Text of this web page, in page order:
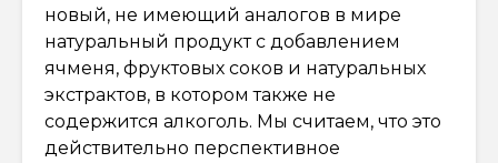
новый, не имеющий аналогов в мире
натуральный продукт с добавлением
ячменя, фруктовых соков и натуральных
экстрактов, в котором также не
содержится алкоголь. Мы считаем, что это
действительно перспективное